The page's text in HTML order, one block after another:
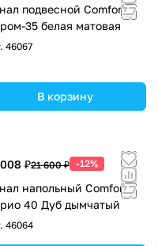
подвесной Comforty
35 белая матовая
46067
В корзину
₽21 600 ₽ -12%
напольный Comforty
40 Дуб дымчатый
46064